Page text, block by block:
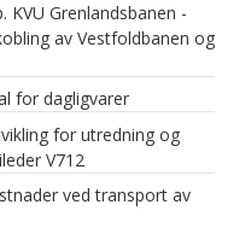
KVU Grenlandsbanen -
av Vestfoldbanen og
for dagligvarer
for utredning og
V712
ved transport av